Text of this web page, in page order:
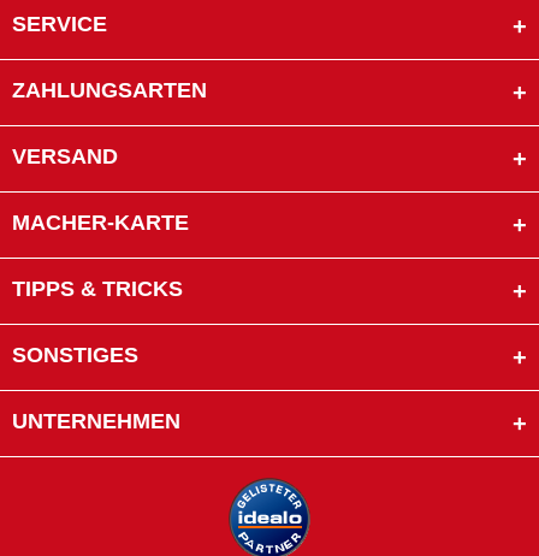
SERVICE
ZAHLUNGSARTEN
VERSAND
MACHER-KARTE
TIPPS & TRICKS
SONSTIGES
UNTERNEHMEN